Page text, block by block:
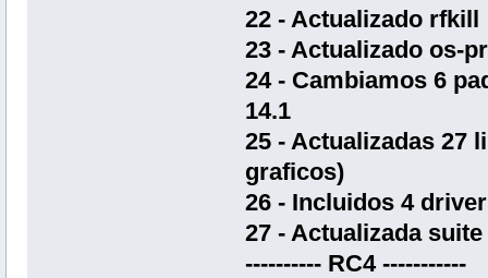
22 - Actualizado rfkill
23 - Actualizado os-
24 - Cambiamos 6
14.1
25 - Actualizadas 27
graficos)
26 - Incluidos 4
27 - Actualizada
---------- RC4 -----------